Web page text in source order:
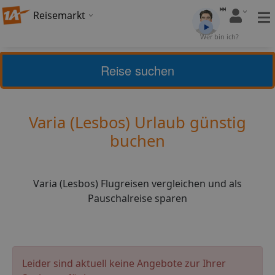
Reisemarkt
Wer bin ich?
Lesbos
4,58 (7) Bewerten
Varia (Lesbos) Urlaub günstig
buchen
Varia (Lesbos) Flugreisen vergleichen und als
Pauschalreise sparen
Reise suchen
Leider sind aktuell keine Angebote zur Ihrer